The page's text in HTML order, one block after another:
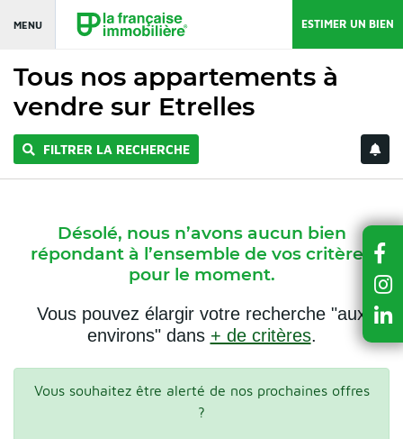
MENU ESTIMER UN BIEN
Tous nos appartements à
vendre sur Etrelles
FILTRER LA RECHERCHE
Désolé, nous n’avons aucun bien
répondant à l’ensemble de vos critères
pour le moment.
Vous pouvez élargir votre recherche "aux
environs" dans + de critères.
Vous souhaitez être alerté de nos prochaines offres
?